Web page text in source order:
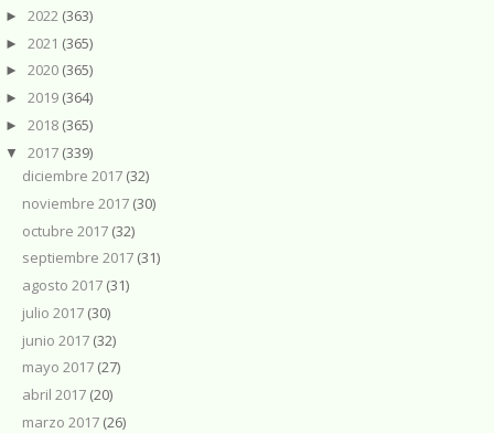
► 2022 (363)
► 2021 (365)
► 2020 (365)
► 2019 (364)
► 2018 (365)
▼ 2017 (339)
diciembre 2017 (32)
noviembre 2017 (30)
octubre 2017 (32)
septiembre 2017 (31)
agosto 2017 (31)
julio 2017 (30)
junio 2017 (32)
mayo 2017 (27)
abril 2017 (20)
marzo 2017 (26)